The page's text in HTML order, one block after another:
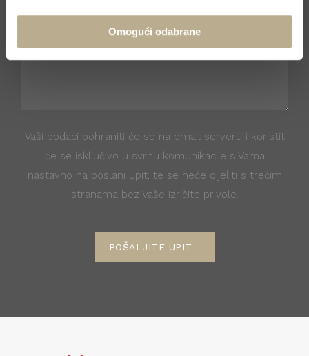
Omogući odabrane
Vaši podaci pohraniti će se na email serveru i koristit
će se isključivo u svrhu komunikacije s Vama
nastavno na poslani upit, te se neće dijeliti s trećim
stranama bez Vaše izričite privole.
POŠALJITE UPIT